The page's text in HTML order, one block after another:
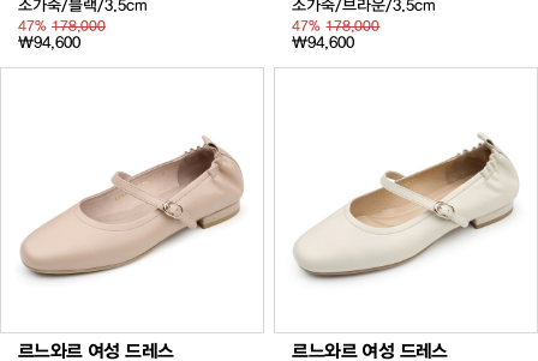
소가죽/블랙/3.5cm
47% 178,000
₩94,600
소가죽/브라운/3.5cm
47%178,000
₩94,600
르느와르 여성 드레스 르느와르 여성 드레스